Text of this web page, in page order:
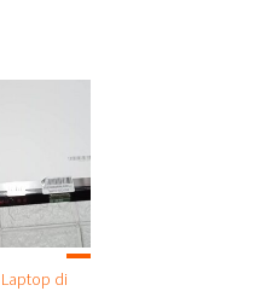
Laptop di